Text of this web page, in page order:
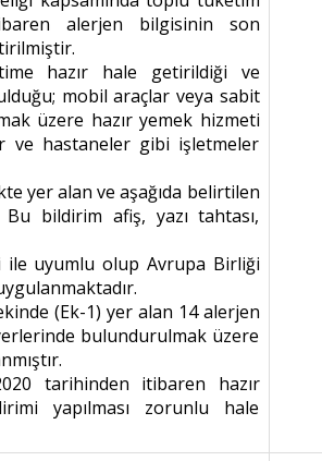
alerjen bilgisinin son
hazır hale getirildiği ve
mobil araçlar veya sabit
üzere hazır yemek hizmeti
ve hastaneler gibi işletmeler
yer alan ve aşağıda belirtilen
bildirim afiş, yazı tahtası,
ile uyumlu olup Avrupa Birliği
(Ek-1) yer alan 14 alerjen
bulundurulmak üzere
tarihinden itibaren hazır
yapılması zorunlu hale